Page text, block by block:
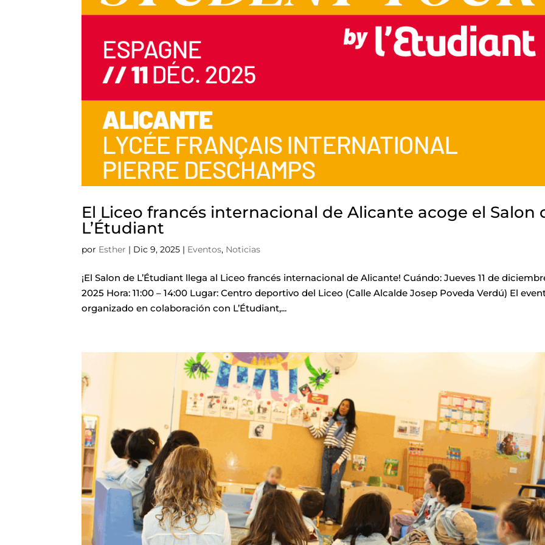
El Liceo francés internacional de Alicante acoge el Salon
L’Étudiant
por Esther | Dic 9, 2025 | Eventos, Noticias
¡El Salon de L’Étudiant llega al Liceo francés internacional de Alicante! Cuándo: Jueves 11 de
2025 Hora: 11:00 – 14:00 Lugar: Centro deportivo del Liceo (Calle Alcalde Josep Poveda Verdú) El
organizado en colaboración con L’Étudiant,...